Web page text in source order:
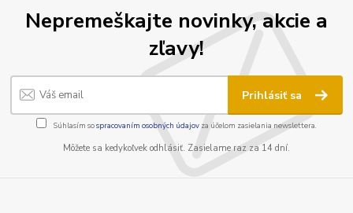
Nepremeškajte novinky, akcie a
zľavy!
Prihlásiť sa
Súhlasím sospracovaním osobných údajov za účelom zasielania newslettera.
Môžete sa kedykoľvek odhlásiť. Zasielame raz za 14 dní.